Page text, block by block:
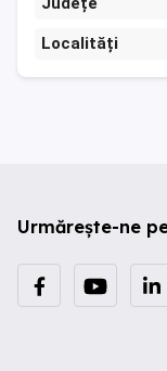
Localități
Urmărește-ne